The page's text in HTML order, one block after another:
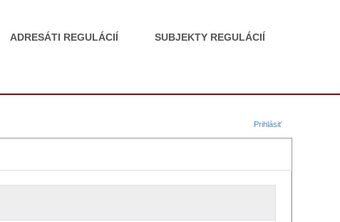
ADRESÁTI REGULÁCIÍ SUBJEKTY REGULÁCIÍ
Prihlásiť